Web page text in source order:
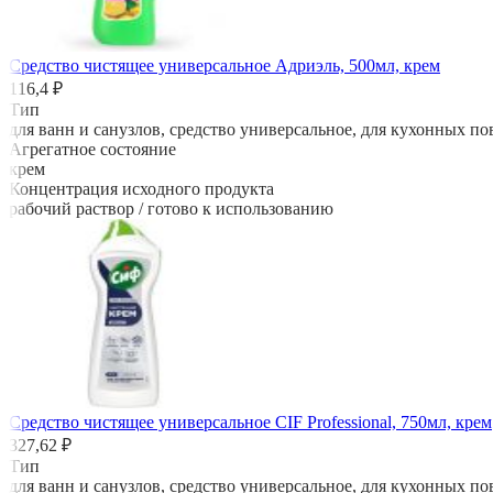
Средство чистящее универсальное Адриэль, 500мл, крем
116,4 ₽
Тип
для ванн и санузлов, средство универсальное, для кухонных
Агрегатное состояние
крем
Концентрация исходного продукта
рабочий раствор / готово к использованию
Средство чистящее универсальное CIF Professional, 750мл, крем
327,62 ₽
Тип
для ванн и санузлов, средство универсальное, для кухонных